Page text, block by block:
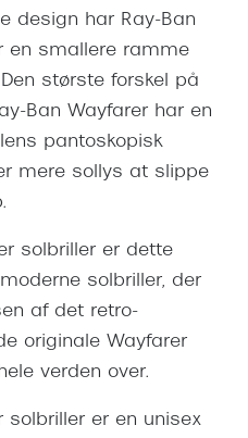
design har Ray-Ban
en smallere ramme
største forskel på
Ban Wayfarer har en
pantoskopisk
mere sollys at slippe
solbriller er dette
solbriller, der
af det retro-
originale Wayfarer
verden over.
solbriller er en unisex